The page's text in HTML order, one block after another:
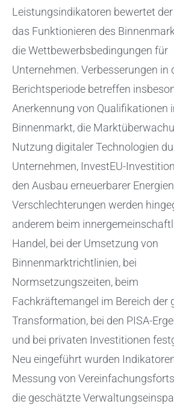
Leistungsindikatoren bewertet
das Funktionieren des
die Wettbewerbsbedingungen für
Unternehmen. Verbesserungen in
Berichtsperiode betreffen
Anerkennung von Qualifikationen
Binnenmarkt, die
Nutzung digitaler Technologien
Unternehmen, InvestEU-
den Ausbau erneuerbarer
Verschlechterungen werden
anderem beim
Handel, bei der Umsetzung von
Binnenmarktrichtlinien, bei
Normsetzungszeiten, beim
Fachkräftemangel im Bereich der
Transformation, bei den PISA-
und bei privaten Investitionen
Neu eingeführt wurden
Messung von
die geschätzte